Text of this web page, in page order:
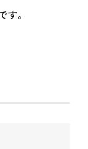
。